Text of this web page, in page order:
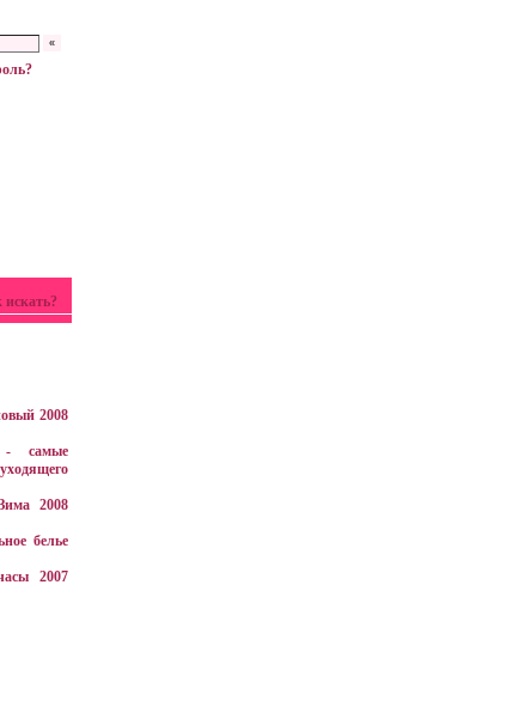
2008
- самые
2008
белье
2007